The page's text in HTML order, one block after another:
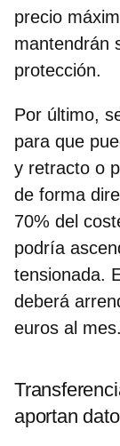
precio
mantendrán
protección.
Por último,
para que
y retracto o
de forma
70% del
podría
tensionada.
deberá
euros al mes.
aportan